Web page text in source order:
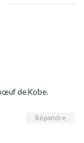
de Kobe.
Répondre